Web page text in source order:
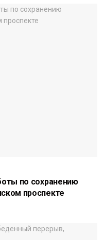
по сохранению
проспекте